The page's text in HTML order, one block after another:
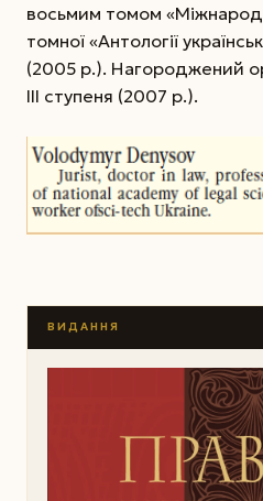
восьмим томом
томної «Антології
(2005 р.). Нагороджений
III ступеня (2007 р.).
ВИДАННЯ